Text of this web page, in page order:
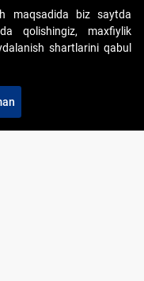
tashkil etish"
11
maqsadida biz saytda
qolishingiz, maxfiylik
shartlarini qabul